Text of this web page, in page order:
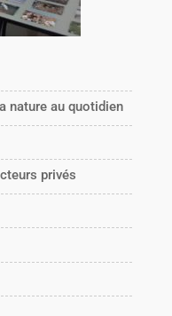
nature au quotidien
privés